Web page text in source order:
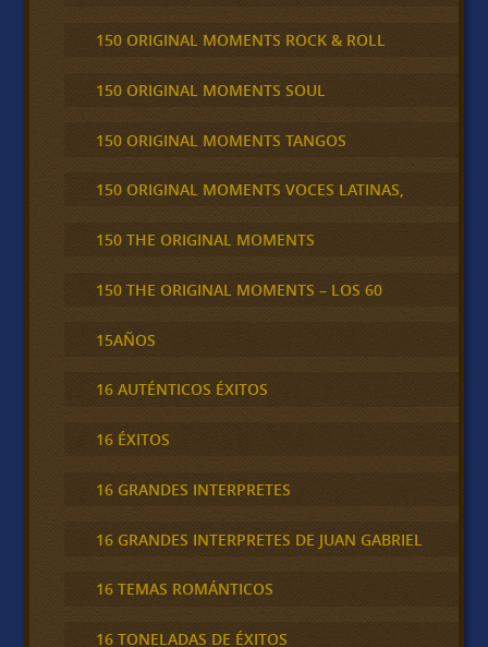
150 ORIGINAL MOMENTS ROCK & ROLL
150 ORIGINAL MOMENTS SOUL
150 ORIGINAL MOMENTS TANGOS
150 ORIGINAL MOMENTS VOCES LATINAS,
150 THE ORIGINAL MOMENTS
150 THE ORIGINAL MOMENTS – LOS 60
15AÑOS
16 AUTÉNTICOS ÉXITOS
16 ÉXITOS
16 GRANDES INTERPRETES
16 GRANDES INTERPRETES DE JUAN GABRIEL
16 TEMAS ROMÁNTICOS
16 TONELADAS DE ÉXITOS